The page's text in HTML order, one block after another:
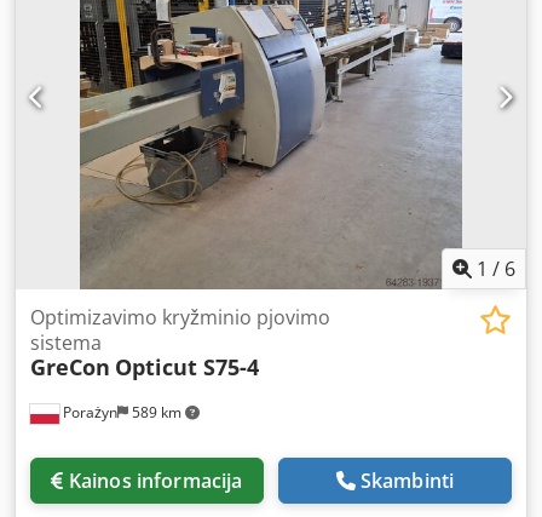
1 / 6
Porażyn 589 km
Optimizavimo kryžminio pjovimo
sistema
GreCon Opticut S75-4
Kainos informacija Skambinti